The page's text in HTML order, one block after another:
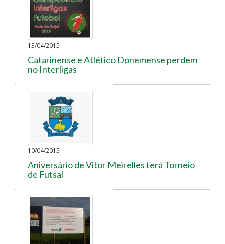
13/04/2015
Catarinense e Atlético Donemense perdem
no Interligas
10/04/2015
Aniversário de Vitor Meirelles terá Torneio
de Futsal